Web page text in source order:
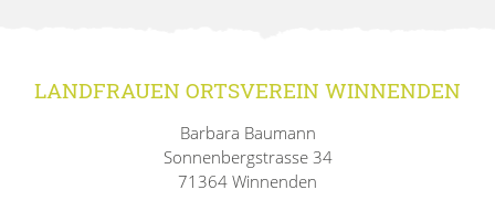
LANDFRAUEN ORTSVEREIN WINNENDEN
Barbara Baumann
Sonnenbergstrasse 34
71364 Winnenden